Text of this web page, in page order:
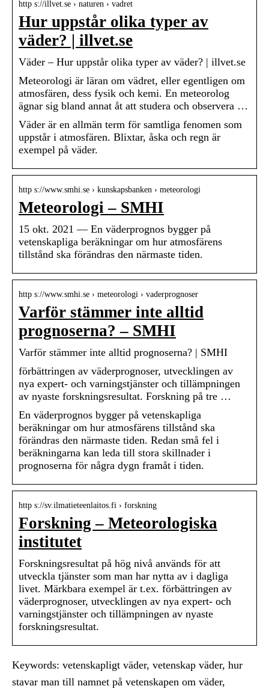
http s://illvet.se › naturen › vadret
Hur uppstår olika typer av
väder? | illvet.se
Väder – Hur uppstår olika typer av väder? | illvet.se
Meteorologi är läran om vädret, eller egentligen om
atmosfären, dess fysik och kemi. En meteorolog
ägnar sig bland annat åt att studera och observera …
Väder är en allmän term för samtliga fenomen som
uppstår i atmosfären. Blixtar, åska och regn är
exempel på väder.
http s://www.smhi.se › kunskapsbanken › meteorologi
Meteorologi – SMHI
15 okt. 2021 — En väderprognos bygger på
vetenskapliga beräkningar om hur atmosfärens
tillstånd ska förändras den närmaste tiden.
http s://www.smhi.se › meteorologi › vaderprognoser
Varför stämmer inte alltid
prognoserna? – SMHI
Varför stämmer inte alltid prognoserna? | SMHI
förbättringen av väderprognoser, utvecklingen av
nya expert- och varningstjänster och tillämpningen
av nyaste forskningsresultat. Forskning på tre …
En väderprognos bygger på vetenskapliga
beräkningar om hur atmosfärens tillstånd ska
förändras den närmaste tiden. Redan små fel i
beräkningarna kan leda till stora skillnader i
prognoserna för några dygn framåt i tiden.
http s://sv.ilmatieteenlaitos.fi › forskning
Forskning – Meteorologiska
institutet
Forskningsresultat på hög nivå används för att
utveckla tjänster som man har nytta av i dagliga
livet. Märkbara exempel är t.ex. förbättringen av
väderprognoser, utvecklingen av nya expert- och
varningstjänster och tillämpningen av nyaste
forskningsresultat.
Keywords: vetenskapligt väder, vetenskap väder, hur
stavar man till namnet på vetenskapen om väder,